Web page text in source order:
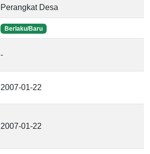
Perangkat Desa
Berlaku/Baru
-
2007-01-22
2007-01-22